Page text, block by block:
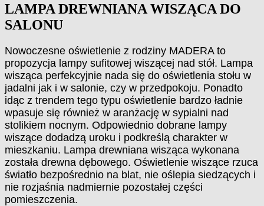
LAMPA DREWNIANA WISZĄCA DO
SALONU
Nowoczesne oświetlenie z rodziny MADERA to
propozycja lampy sufitowej wiszącej nad stół. Lampa
wisząca perfekcyjnie nada się do oświetlenia stołu w
jadalni jak i w salonie, czy w przedpokoju. Ponadto
idąc z trendem tego typu oświetlenie bardzo ładnie
wpasuje się również w aranżację w sypialni nad
stolikiem nocnym. Odpowiednio dobrane lampy
wiszące dodadzą uroku i podkreślą charakter w
mieszkaniu. Lampa drewniana wisząca wykonana
została drewna dębowego. Oświetlenie wiszące rzuca
światło bezpośrednio na blat, nie oślepia siedzących i
nie rozjaśnia nadmiernie pozostałej części
pomieszczenia.